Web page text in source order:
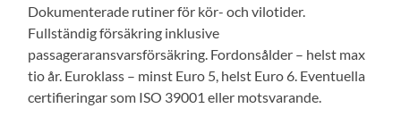
Dokumenterade rutiner för kör- och vilotider.
Fullständig försäkring inklusive
passageraransvarsförsäkring. Fordonsålder – helst max
tio år. Euroklass – minst Euro 5, helst Euro 6. Eventuella
certifieringar som ISO 39001 eller motsvarande.